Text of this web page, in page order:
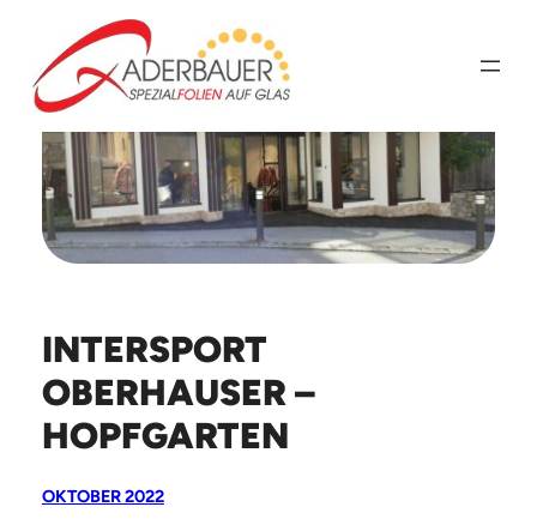
Inhalt
springen
INTERSPORT
OBERHAUSER –
HOPFGARTEN
OKTOBER 2022